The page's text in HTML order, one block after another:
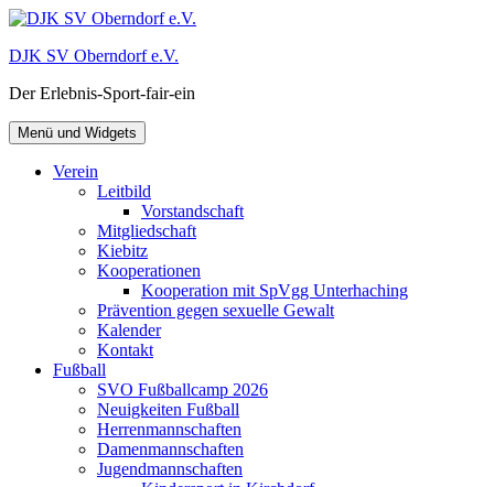
Zum
springen
DJK SV Oberndorf e.V.
Der Erlebnis-Sport-fair-ein
Menü und Widgets
Verein
Leitbild
Vorstandschaft
Mitgliedschaft
Kiebitz
Kooperationen
Kooperation mit SpVgg Unterhaching
Prävention gegen sexuelle Gewalt
Kalender
Kontakt
Fußball
SVO Fußballcamp 2026
Neuigkeiten Fußball
Herrenmannschaften
Damenmannschaften
Jugendmannschaften